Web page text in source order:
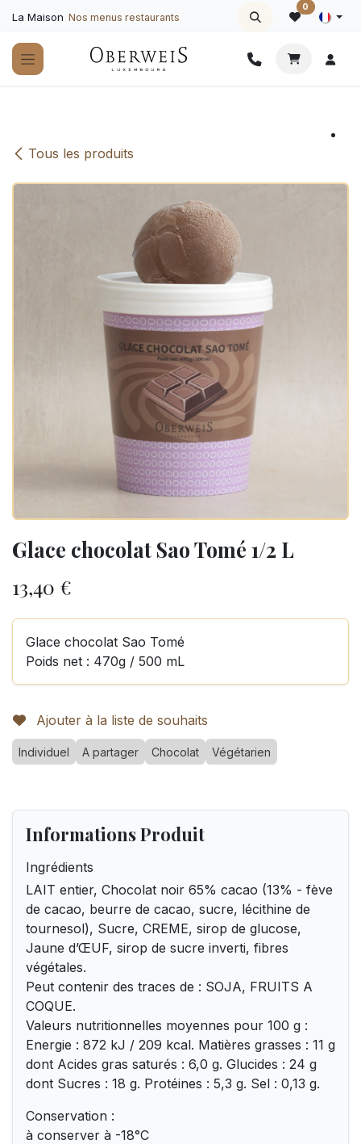
La Maison Nos menus restaurants
0
Tous les produits
Glace chocolat Sao Tomé 1/2 L
13,40 €
Glace chocolat Sao Tomé
Poids net : 470g / 500 mL
Ajouter à la liste de souhaits
Individuel A partager Chocolat Végétarien
Informations Produit
Ingrédients
LAIT entier, Chocolat noir 65% cacao (13% - fève
de cacao, beurre de cacao, sucre, lécithine de
tournesol), Sucre, CREME, sirop de glucose,
Jaune d’ŒUF, sirop de sucre inverti, fibres
végétales.
Peut contenir des traces de : SOJA, FRUITS A
COQUE.
Valeurs nutritionnelles moyennes pour 100 g :
Energie : 872 kJ / 209 kcal. Matières grasses : 11 g
dont Acides gras saturés : 6,0 g. Glucides : 24 g
dont Sucres : 18 g. Protéines : 5,3 g. Sel : 0,13 g.
Conservation :
à conserver à -18°C